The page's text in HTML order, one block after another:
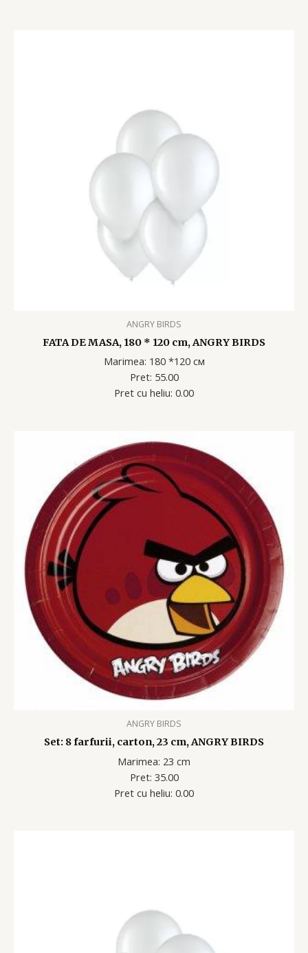
ANGRY BIRDS
FATA DE MASA, 180 * 120 cm, ANGRY BIRDS
Marimea: 180 *120 см
Pret: 55.00
Pret cu heliu: 0.00
ANGRY BIRDS
Set: 8 farfurii, carton, 23 cm, ANGRY BIRDS
Marimea: 23 cm
Pret: 35.00
Pret cu heliu: 0.00